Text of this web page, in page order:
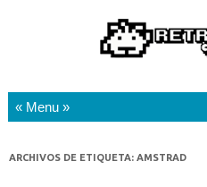
ARCHIVOS DE ETIQUETA: AMSTRAD